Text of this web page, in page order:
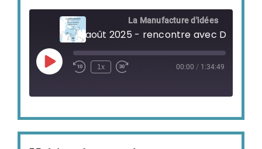
La Manufacture d'idées
Play
Episode
1x 00:00 / 1:34:49